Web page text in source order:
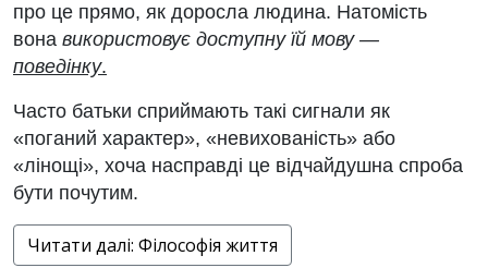
про це прямо, як доросла людина. Натомість
вона використовує доступну їй мову —
поведінку.
Часто батьки сприймають такі сигнали як
«поганий характер», «невихованість» або
«лінощі», хоча насправді це відчайдушна спроба
бути почутим.
Читати далі: Філософія життя